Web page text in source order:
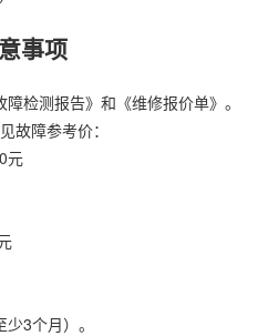
事项
检测报告》和《维修报价单》。
故障参考价：
元
3个月）。